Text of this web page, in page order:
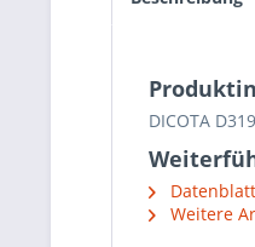
DICOTA
Datenblatt
Weitere